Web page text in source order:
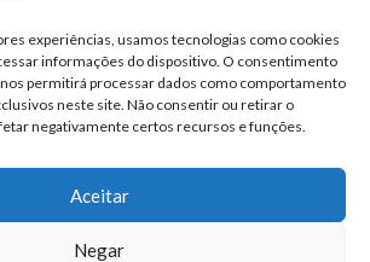
experiências, usamos tecnologias como cookies
informações do dispositivo. O consentimento
permitirá processar dados como comportamento
neste site. Não consentir ou retirar o
negativamente certos recursos e funções.
Aceitar
Negar